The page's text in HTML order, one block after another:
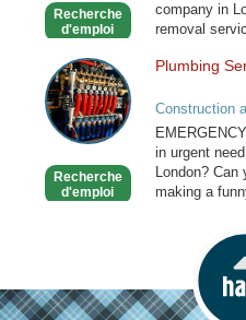
London
Recherche
d'emploi
company in
removal
Plumbing
Services
in
London
Recherche
d'emploi
Plumbing
Construction
Services
in urgent
London?
making a